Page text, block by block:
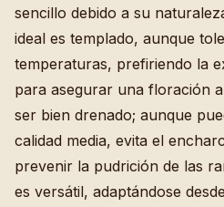
sencillo debido a su
ideal es templado, aunque
temperaturas, prefiriendo la
para asegurar una floración
ser bien drenado; aunque
calidad media, evita el
prevenir la pudrición de las
es versátil, adaptándose